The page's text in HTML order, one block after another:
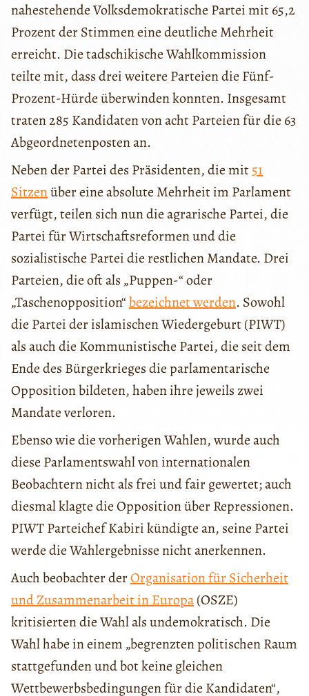
nahestehende Volksdemokratische Partei mit 65,2
Prozent der Stimmen eine deutliche Mehrheit
erreicht. Die tadschikische Wahlkommission
teilte mit, dass drei weitere Parteien die Fünf-
Prozent-Hürde überwinden konnten. Insgesamt
traten 285 Kandidaten von acht Parteien für die 63
Abgeordnetenposten an.
Neben der Partei des Präsidenten, die mit51
Sitzenüber eine absolute Mehrheit im Parlament
verfügt, teilen sich nun die agrarische Partei, die
Partei für Wirtschaftsreformen und die
sozialistische Partei die restlichen Mandate. Drei
Parteien, die oft als „Puppen-“ oder
„Taschenopposition“bezeichnet werden. Sowohl
die Partei der islamischen Wiedergeburt (PIWT)
als auch die Kommunistische Partei, die seit dem
Ende des Bürgerkrieges die parlamentarische
Opposition bildeten, haben ihre jeweils zwei
Mandate verloren.
Ebenso wie die vorherigen Wahlen, wurde auch
diese Parlamentswahl von internationalen
Beobachtern nicht als frei und fair gewertet; auch
diesmal klagte die Opposition über Repressionen.
PIWT Parteichef Kabiri kündigte an, seine Partei
werde die Wahlergebnisse nicht anerkennen.
Auch beobachter derOrganisation für Sicherheit
und Zusammenarbeit in Europa(OSZE)
kritisierten die Wahl als undemokratisch. Die
Wahl habe in einem „begrenzten politischen Raum
stattgefunden und bot keine gleichen
Wettbewerbsbedingungen für die Kandidaten“,